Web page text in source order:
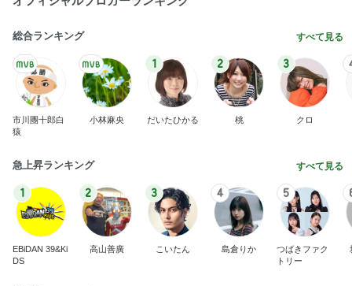
総合ランキング すべて見る
市川團十郎白
猿
小林麻央
1
だいたひかる
2
桃
3
クロ
急上昇ランキング すべて見る
1
EBiDAN 39&Ki
DS
2
高山善廣
3
こいたん
4
島倉りか
5
つばきファク
トリー